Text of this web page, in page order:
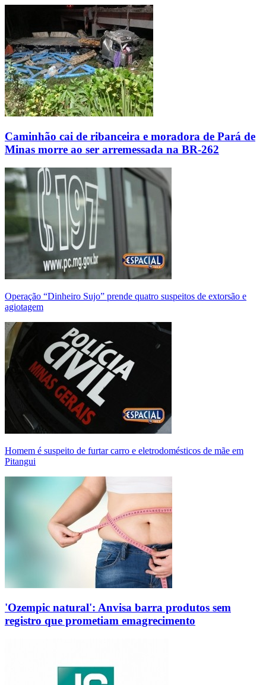
Caminhão cai de ribanceira e moradora de Pará de
Minas morre ao ser arremessada na BR-262
Operação “Dinheiro Sujo” prende quatro suspeitos de extorsão e
agiotagem
Homem é suspeito de furtar carro e eletrodomésticos de mãe em
Pitangui
'Ozempic natural': Anvisa barra produtos sem
registro que prometiam emagrecimento